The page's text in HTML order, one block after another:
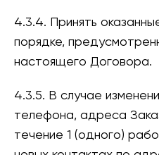
4.3.4. Принять
порядке,
настоящего Договора.
4.3.5. В случае
телефона, адреса
течение 1 (одного)